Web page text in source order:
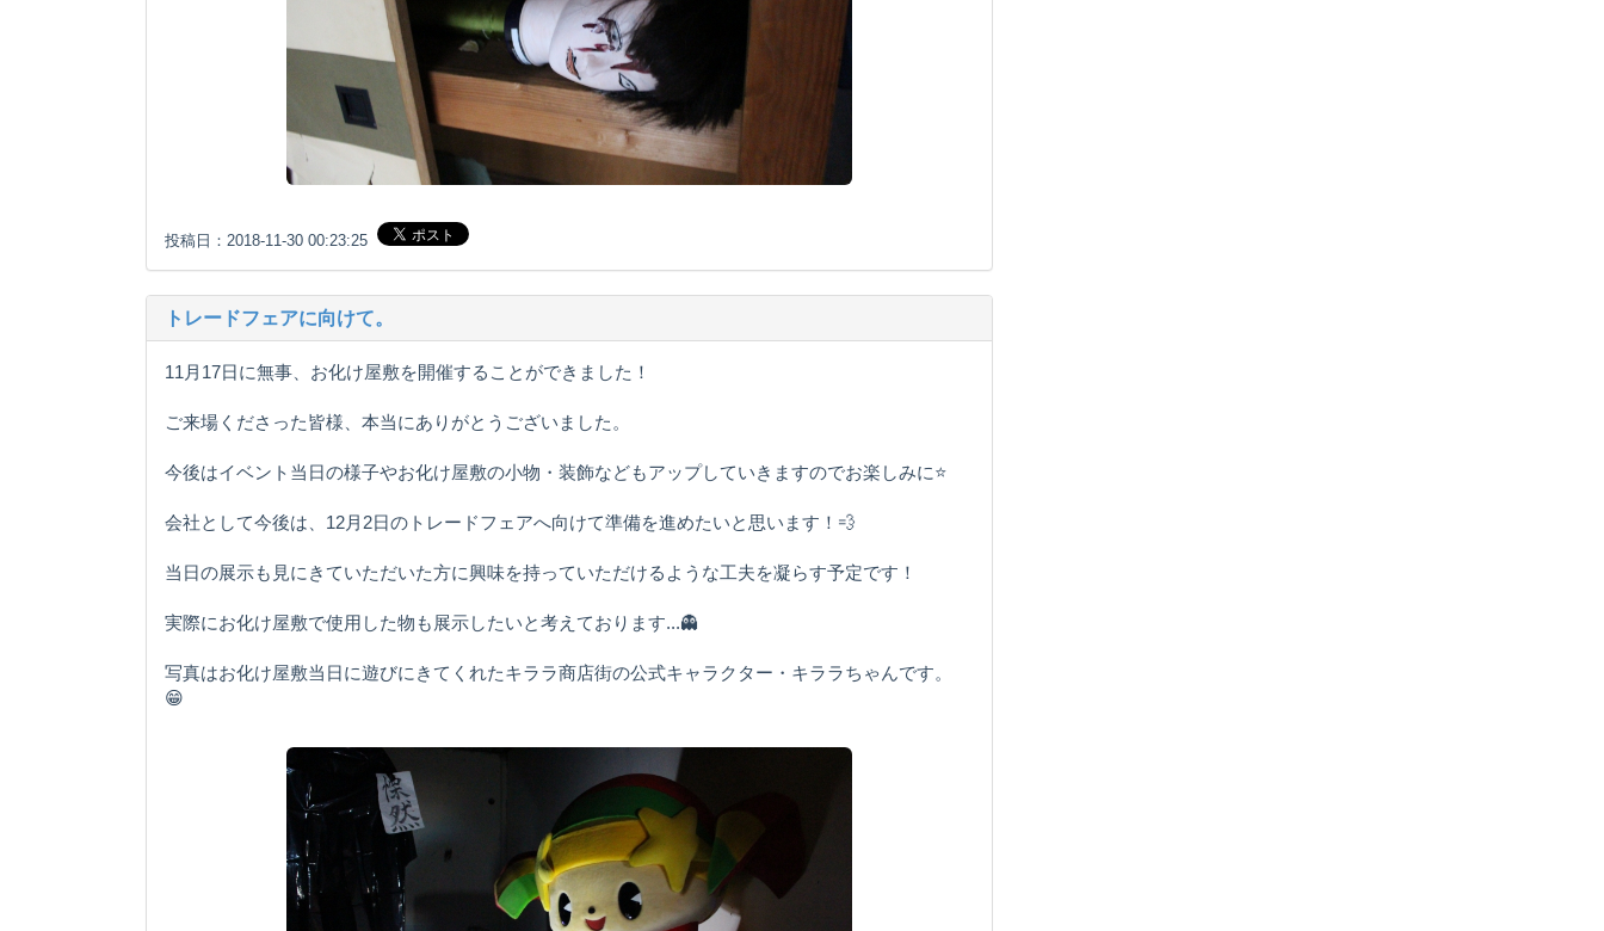
投稿日：2018-11-30 00:23:25
トレードフェアに向けて。
11月17日に無事、お化け屋敷を開催することができました！
ご来場くださった皆様、本当にありがとうございました。
今後はイベント当日の様子やお化け屋敷の小物・装飾などもアップしていきますのでお楽しみに⭐️
会社として今後は、12月2日のトレードフェアへ向けて準備を進めたいと思います！💨
当日の展示も見にきていただいた方に興味を持っていただけるような工夫を凝らす予定です！
実際にお化け屋敷で使用した物も展示したいと考えております...👻
写真はお化け屋敷当日に遊びにきてくれたキララ商店街の公式キャラクター・キララちゃんです。
😁